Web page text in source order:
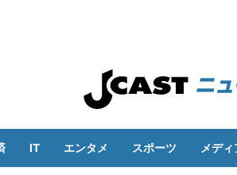
IT エンタメ スポーツ メディ